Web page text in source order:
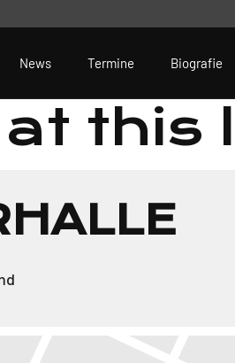
News Termine Biografie
this